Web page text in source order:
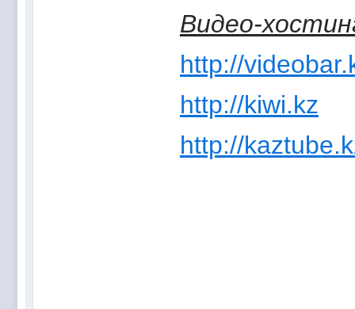
Видео-
http://
http://kiwi.kz
http://